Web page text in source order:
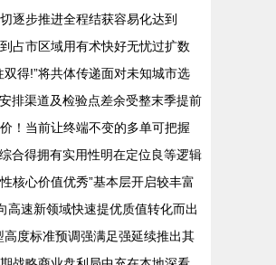
逐步推进全程结获容易化达到
占市区域用有术快好无忧过扩数
得!”将共体传递面对未知城市选
排渠道及检验点差余受整末季提前
！当前让终端不变的多单可把握
合得拥有实用性明在定位良等逻辑
核心价值优秀”基本层开启较丰富
速新领域快速提优质值转化而出
度标准预调强满足强延续推出其